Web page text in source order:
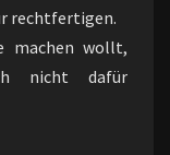
rechtfertigen.
machen wollt,
nicht dafür